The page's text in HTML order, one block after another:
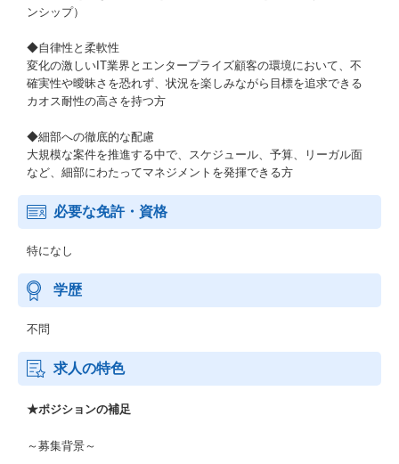
ンシップ）
◆自律性と柔軟性
変化の激しいIT業界とエンタープライズ顧客の環境において、不
確実性や曖昧さを恐れず、状況を楽しみながら目標を追求できる
カオス耐性の高さを持つ方
◆細部への徹底的な配慮
大規模な案件を推進する中で、スケジュール、予算、リーガル面
など、細部にわたってマネジメントを発揮できる方
必要な免許・資格
特になし
学歴
不問
求人の特色
★ポジションの補足
～募集背景～